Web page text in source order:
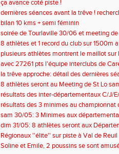
ça avance coté piste !
dernières séances avant la trêve !
2026/2027 !
bilan 10 kms + semi féminin
soirée de Tourlaville 30/06 et meeting
inscriptions
8 athlètes et 1 record du club sur 1500m
plusieurs athlètes montrent le maillot sur
avec 27261 pts l'équipe interclubs de
!!
la trêve approche: détail des dernières
entraineurs pour saison 2026/2027 !
8 athlètes seront au Meeting de St Lo
résultats des inter-départementaux C/J/
résultats des 3 minimes au championnat
sam 30/05: 3 Minimes aux
horaires modifiées !!
dim 31/05: 8 athlètes seront aux
à Caen !
Régionaux ''élite'' sur piste à Val de
conditions de participation
Soline et Emile, 2 poussins se sont